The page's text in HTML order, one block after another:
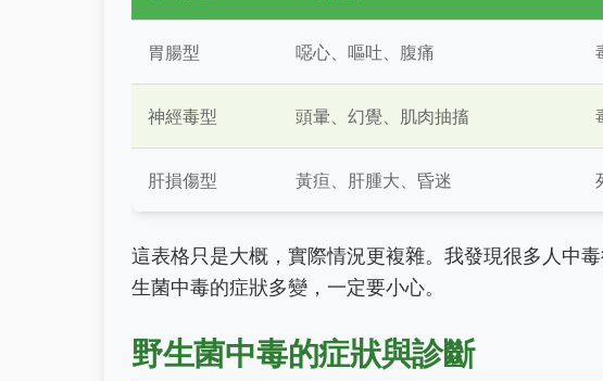
胃腸型 噁心、嘔吐、腹痛
神經毒型 頭暈、幻覺、肌肉抽搐
肝損傷型 黃疸、肝腫大、昏迷
這表格只是大概，實際情況更複雜。我發現很多人中
生菌中毒的症狀多變，一定要小心。
野生菌中毒的症狀與診斷